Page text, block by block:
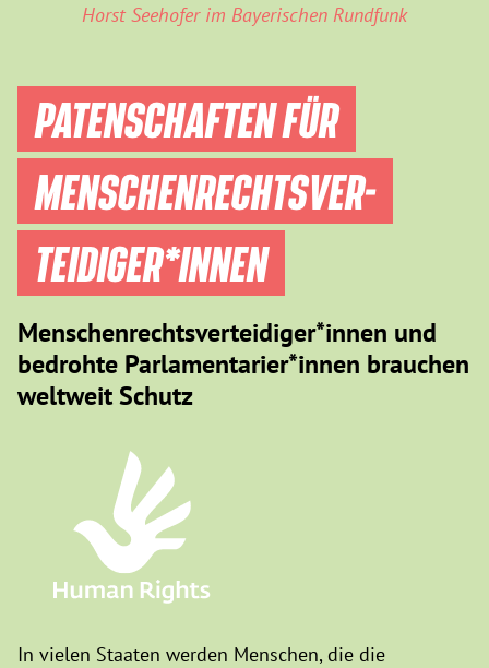
Horst Seehofer im Bayerischen Rundfunk
PATENSCHAFTEN FÜR
MENSCHEN­RECHTS­VER­
TEIDIGER­*INNEN
Menschenrechtsverteidiger*innen und
bedrohte Parlamentarier*innen brauchen
weltweit Schutz
In vielen Staaten werden Menschen, die die